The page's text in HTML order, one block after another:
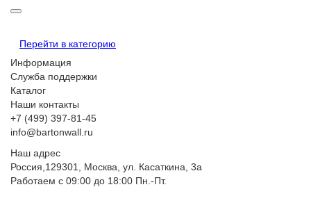
Перейти в категорию
Информация
Служба поддержки
Каталог
Наши контакты
+7 (499) 397-81-45
info@bartonwall.ru
Наш адрес
Россия,129301, Москва, ул. Касаткина, 3а
Работаем с 09:00 до 18:00 Пн.-Пт.